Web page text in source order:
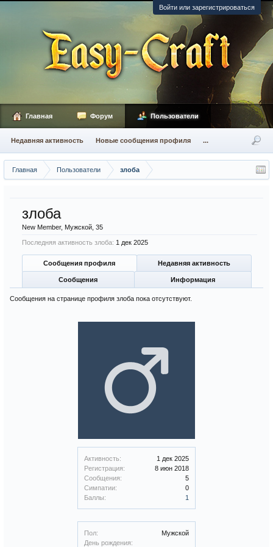
Войти или зарегистрироваться
Главная Пользователи злоба
Активность:
1 дек 2025
Регистрация:
8 июн 2018
Сообщения:
5
Симпатии:
0
Баллы:
1
Пол:
Мужской
День рождения:
злоба
New Member, Мужской, 35
Последняя активность злоба: 1 дек 2025
Сообщения профиля Недавняя активность
Сообщения Информация
Сообщения на странице профиля злоба пока отсутствуют.
Главная Форум Пользователи
Недавняя активность Новые сообщения профиля ...